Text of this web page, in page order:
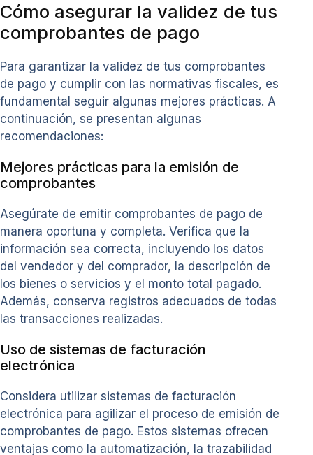
Cómo asegurar la validez de tus
comprobantes de pago
Para garantizar la validez de tus comprobantes
de pago y cumplir con las normativas fiscales, es
fundamental seguir algunas mejores prácticas. A
continuación, se presentan algunas
recomendaciones:
Mejores prácticas para la emisión de
comprobantes
Asegúrate de emitir comprobantes de pago de
manera oportuna y completa. Verifica que la
información sea correcta, incluyendo los datos
del vendedor y del comprador, la descripción de
los bienes o servicios y el monto total pagado.
Además, conserva registros adecuados de todas
las transacciones realizadas.
Uso de sistemas de facturación
electrónica
Considera utilizar sistemas de facturación
electrónica para agilizar el proceso de emisión de
comprobantes de pago. Estos sistemas ofrecen
ventajas como la automatización, la trazabilidad